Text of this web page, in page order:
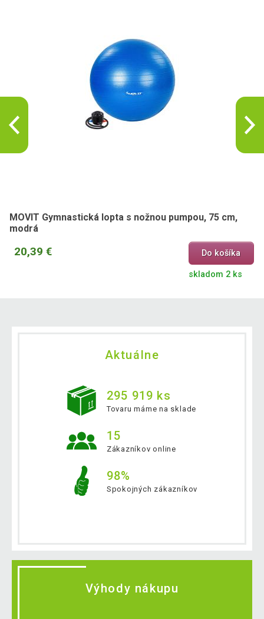
MOVIT Gymnastická lopta s nožnou pumpou, 75 cm,
modrá
20,39 € Do košíka
skladom 2 ks
Aktuálne
295 919 ks
Tovaru máme na sklade
15
Zákazníkov online
98%
Spokojných zákazníkov
Výhody nákupu